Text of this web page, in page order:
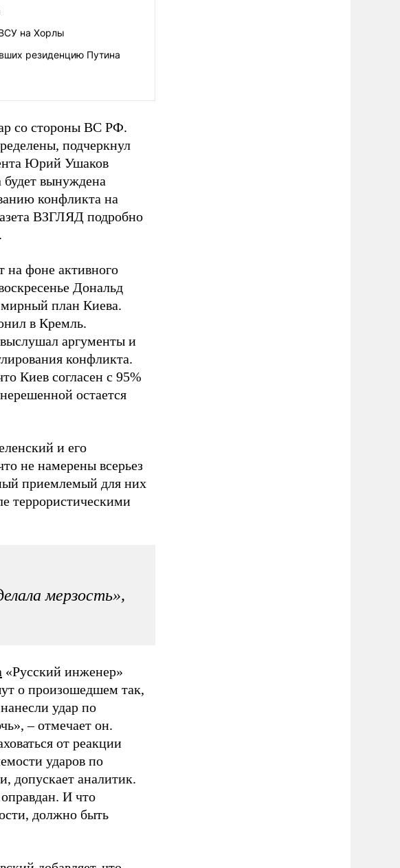
на Хорлы
резиденцию Путина
со стороны ВС РФ.
подчеркнул
Юрий Ушаков
вынуждена
конфликта на
ВЗГЛЯД подробно
на фоне активного
Дональд
план Киева.
в Кремль.
аргументы и
конфликта.
Киев согласен с 95%
остается
и его
не намерены всерьез
приемлемый для них
террористическими
мерзость»,
«Русский инженер»
о произошедшем так,
удар по
– отмечает он.
от реакции
ударов по
допускает аналитик.
И что
должно быть